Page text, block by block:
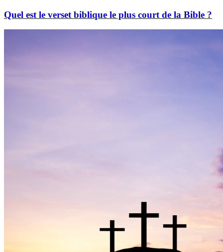
Quel est le verset biblique le plus court de la Bible ?